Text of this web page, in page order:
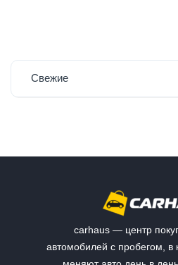
Свежие
carhaus — центр
автомобилей с пробегом, в